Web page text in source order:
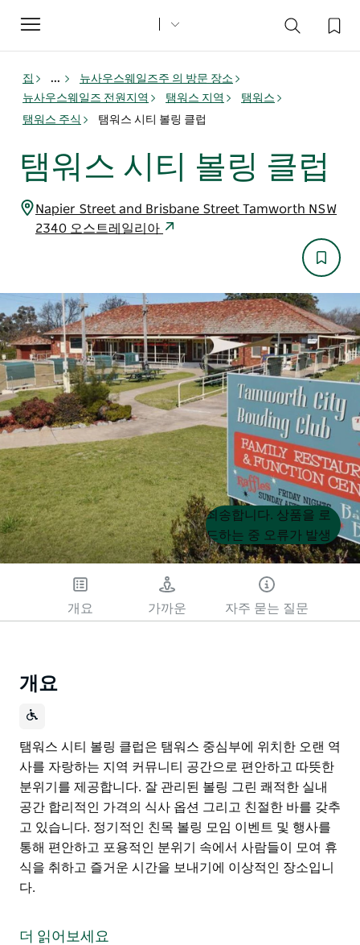
Toggle
navigation
집 ...
뉴사우스웨일즈주 의 방문 장소
뉴사우스웨일즈 전원지역
탬워스 지역
탬워스
탬워스 주식
탬워스 시티 볼링 클럽
탬워스 시티 볼링 클럽
Napier Street and Brisbane Street Tamworth NSW
2340 오스트레일리아
Product
List
Product
List
죄송합니다. 상품을 로
드하는 중 오류가 발생
했습니다. 나중에 다시
시도해 주세요.
개요 가까운 자주 묻는 질문
개요
탬워스 시티 볼링 클럽은 탬워스 중심부에 위치한 오랜 역
사를 자랑하는 지역 커뮤니티 공간으로 편안하고 따뜻한
분위기를 제공합니다. 잘 관리된 볼링 그린 쾌적한 실내
공간 합리적인 가격의 식사 옵션 그리고 친절한 바를 갖추
고 있습니다. 정기적인 친목 볼링 모임 이벤트 및 행사를
통해 편안하고 포용적인 분위기 속에서 사람들이 모여 휴
식을 취하고 즐거운 시간을 보내기에 이상적인 장소입니
다.
사를 자랑하는 지역 커뮤니티 공간으로 편안하고 따뜻한
더 읽어보세요